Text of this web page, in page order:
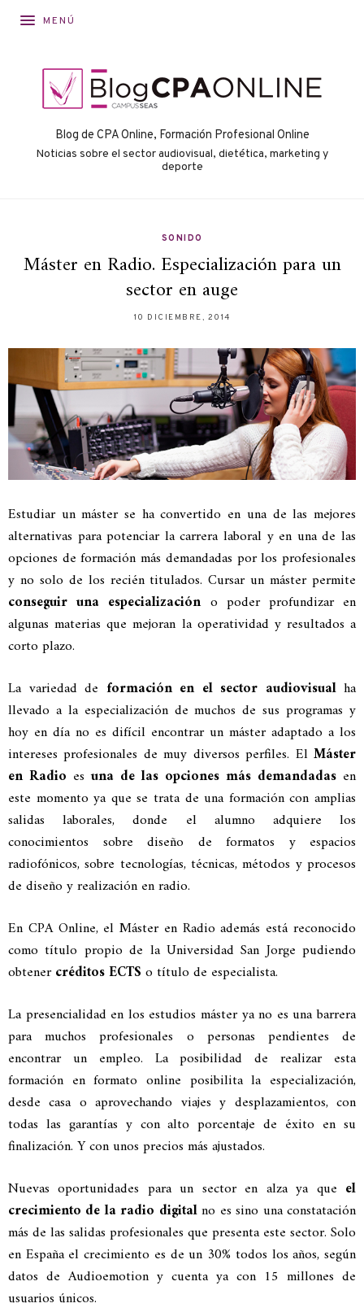
MENÚ
Blog de CPA Online, Formación Profesional Online
Noticias sobre el sector audiovisual, dietética, marketing y
deporte
SONIDO
Máster en Radio. Especialización para un
sector en auge
10 DICIEMBRE, 2014
Estudiar un máster se ha convertido en una de las mejores
alternativas para potenciar la carrera laboral y en una de las
opciones de formación más demandadas por los profesionales
y no solo de los recién titulados. Cursar un máster permite
conseguir una especializacióno poder profundizar en
algunas materias que mejoran la operatividad y resultados a
corto plazo.
La variedad de formación en el sector audiovisualha
llevado a la especialización de muchos de sus programas y
hoy en día no es difícil encontrar un máster adaptado a los
intereses profesionales de muy diversos perfiles. El Máster
en Radio esuna de las opciones más demandadas en
este momento ya que se trata de una formación con amplias
salidas laborales, donde el alumno adquiere los
conocimientos sobre diseño de formatos y espacios
radiofónicos, sobre tecnologías, técnicas, métodos y procesos
de diseño y realización en radio.
En CPA Online, el Máster en Radio además está reconocido
como título propio de la Universidad San Jorge pudiendo
obtenercréditos ECTS o título de especialista.
La presencialidad en los estudios máster ya no es una barrera
para muchos profesionales o personas pendientes de
encontrar un empleo. La posibilidad de realizar esta
formación en formato online posibilita la especialización,
desde casa o aprovechando viajes y desplazamientos, con
todas las garantías y con alto porcentaje de éxito en su
finalización. Y con unos precios más ajustados.
Nuevas oportunidades para un sector en alza ya que el
crecimiento de la radio digitalno es sino una constatación
más de las salidas profesionales que presenta este sector. Solo
en España el crecimiento es de un 30% todos los años, según
datos de Audioemotion y cuenta ya con 15 millones de
usuarios únicos.